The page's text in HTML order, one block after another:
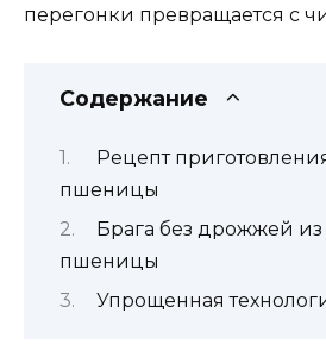
перегонки превращается с
Содержание
Рецепт
пшеницы
Брага без дрожжей
пшеницы
Упрощенная